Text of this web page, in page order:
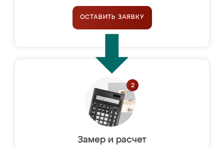
ОСТАВИТЬ ЗАЯВКУ
Замер и расчет